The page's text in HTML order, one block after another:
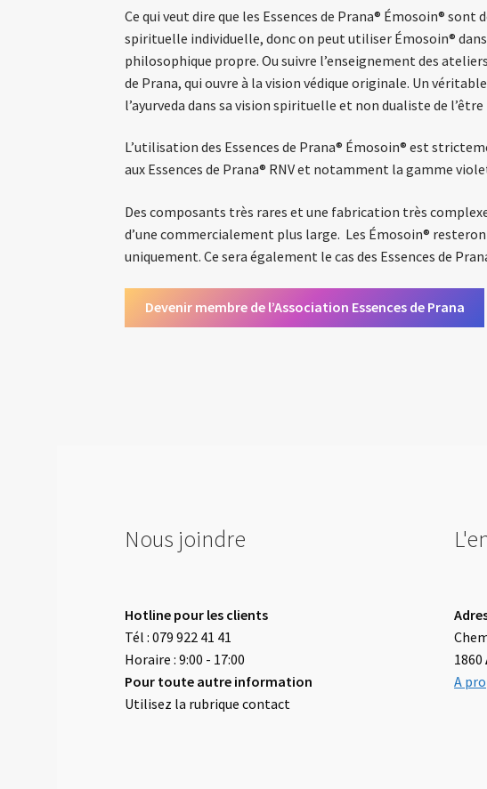
Ce qui veut dire que les Essences de Prana® Émosoin®
spirituelle individuelle, donc on peut utiliser Émosoin®
philosophique propre. Ou suivre l’enseignement des
de Prana, qui ouvre à la vision védique originale. Un
l’ayurveda dans sa vision spirituelle et non dualiste de
L’utilisation des Essences de Prana® Émosoin® est
aux Essences de Prana® RNV et notamment la gamme
Des composants très rares et une fabrication très
d’une commercialement plus large. Les Émosoin®
uniquement. Ce sera également le cas des Essences de
Devenir membre de l’Association Essences de Prana
Nous joindre
Hotline pour les clients
Tél : 079 922 41 41
Horaire : 9:00 - 17:00
Pour toute autre information
Utilisez la rubrique contact
1860
A